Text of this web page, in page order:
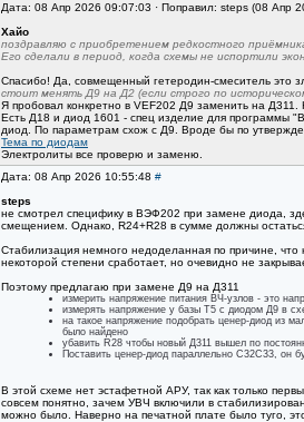
Дата: 08 Апр 2026 09:07:03 · Поправил: steps (08 Апр
Хайо
поздравляю с приобретением редкостного
Его сделали в период, когда схемы не испортили
Спасибо! Да, совмещенный гетеродин-смеситель это
стоит менять Д9 на Д2 (если строго по
Я пробовал конкретно в VEF202 Д9 заменить на
Есть Д18 и диод 1601 - спец изделие для программы
диод. По параметрам схож с Д9. Вроде бы по
Тема по диодам
Электролиты все проверю и заменю.
Дата: 08 Апр 2026 10:55:48 #
steps
не смотрел специфику в ВЭФ202 при замене диода,
смещением. Однако, R24+R28 в сумме должны
Стабилизация немного недоделанная по причине,
некоторой степени сработает, но очевидно не
Поэтому предлагаю при замене Д9 на Д311
измерить напряжение питания ВЧ-узлов - это
измерять напряжение у базы Т5 с диодом Д9 в
на такое напряжение подобрать ценер-диод из
было найдено
убавить R28 чтобы новый Д311 вышел по
Поставить ценер-диод параллельно С32С33, он
В этой схеме нет эстафетной АРУ, так как только
совсем понятно, зачем УВЧ включили в
можно было. Наверно на печатной плате было туго,